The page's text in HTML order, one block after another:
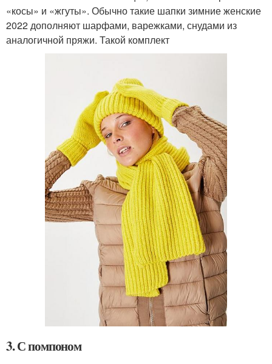
«косы» и «жгуты». Обычно такие шапки зимние женские
2022 дополняют шарфами, варежками, снудами из
аналогичной пряжи. Такой комплект
3. С помпоном